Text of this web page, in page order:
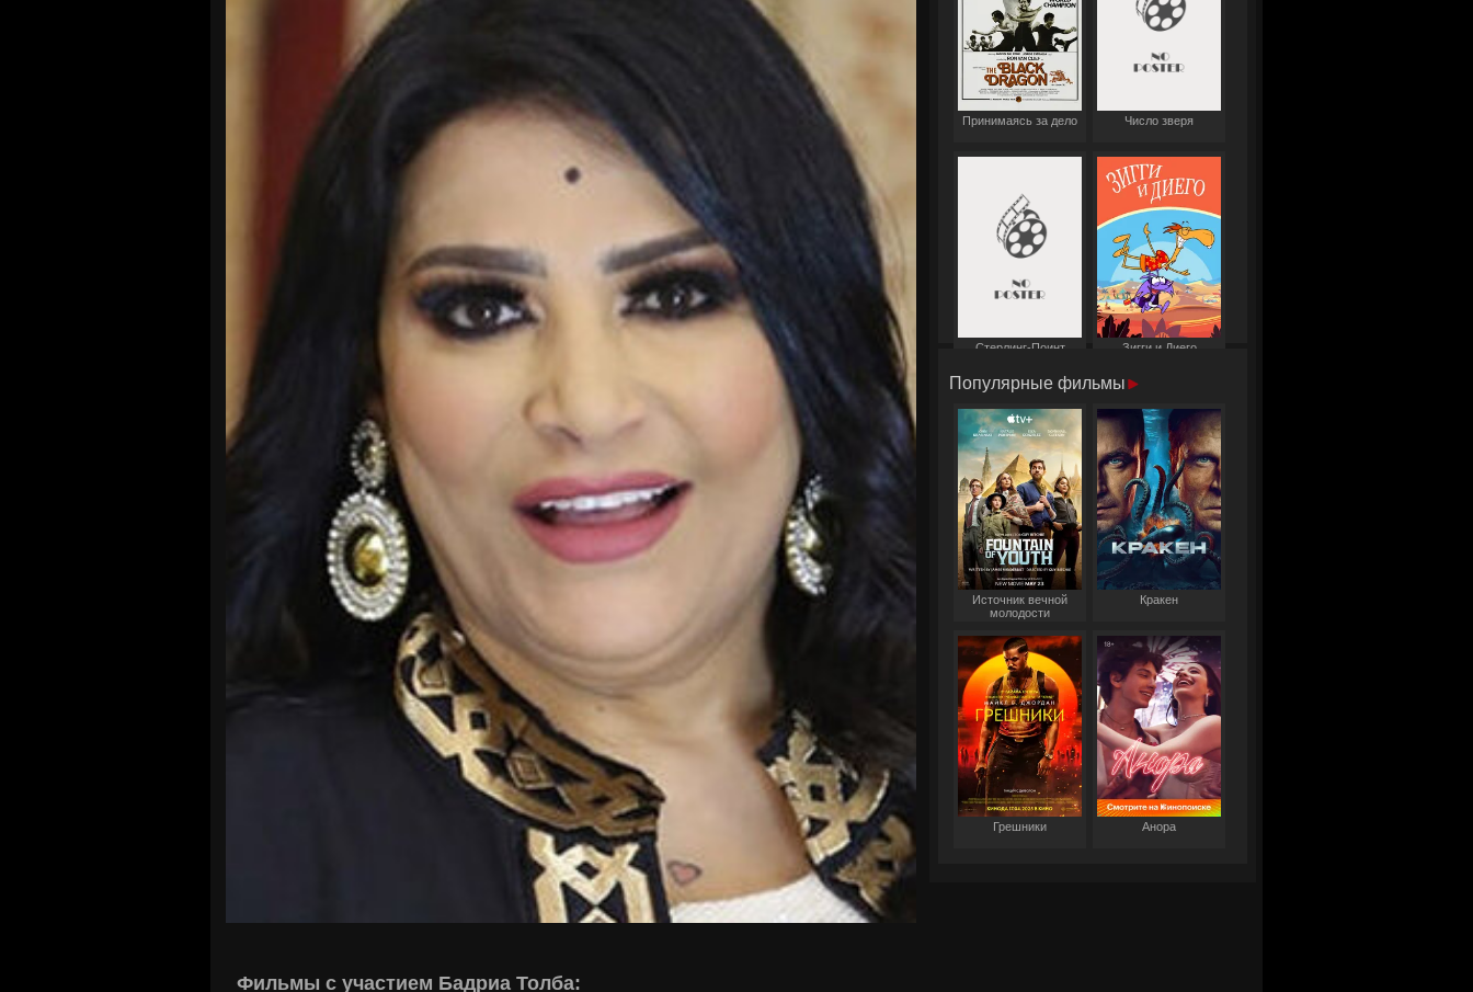
Фильмы с участием Бадриа Толба:
Принимаясь за дело Число зверя
Стерлинг-Поинт Зигги и Диего
Популярные фильмы
Источник вечной
молодости
Кракен
Грешники Анора